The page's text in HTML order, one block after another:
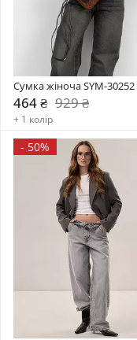
Сумка жіноча SYM-30252
464 ₴ 929 ₴
+ 1 колір
- 50%